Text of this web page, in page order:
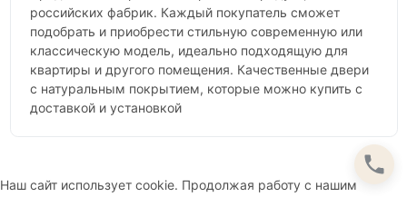
российских фабрик. Каждый покупатель сможет
подобрать и приобрести стильную современную или
классическую модель, идеально подходящую для
квартиры и другого помещения. Качественные двери
с натуральным покрытием, которые можно купить с
доставкой и установкой
Наш сайт использует cookie. Продолжая работу с нашим